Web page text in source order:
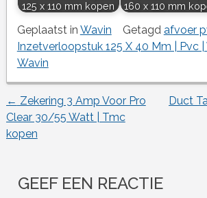
125 x 110 mm kopen
160 x 110 mm
Geplaatst in Wavin Getagd afvoer
Inzetverloopstuk 125 X 40 Mm | Pvc
Wavin
Berichtnavigatie
← Zekering 3 Amp Voor Pro
Clear 30/55 Watt | Tmc
kopen
Duct
GEEF EEN REACTIE